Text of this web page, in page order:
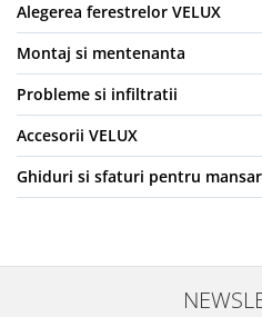
Alegerea ferestrelor VELUX
Montaj si mentenanta
Probleme si infiltratii
Accesorii VELUX
Ghiduri si sfaturi pentru